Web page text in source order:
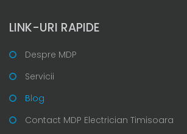
LINK-URI RAPIDE
Despre MDP
Servicii
Blog
Contact MDP Electrician Timisoara